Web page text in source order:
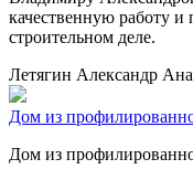
качественную работу
строительном деле.
Летягин Александр
Дом из
Дом из